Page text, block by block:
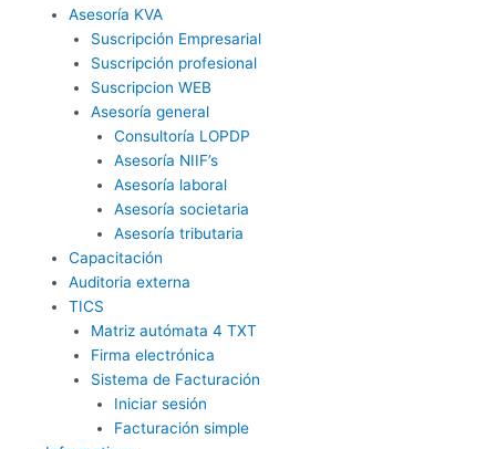
Asesoría KVA
Suscripción Empresarial
Suscripción profesional
Suscripcion WEB
Asesoría general
Consultoría LOPDP
Asesoría NIIF’s
Asesoría laboral
Asesoría societaria
Asesoría tributaria
Capacitación
Auditoria externa
TICS
Matriz autómata 4 TXT
Firma electrónica
Sistema de Facturación
Iniciar sesión
Facturación simple